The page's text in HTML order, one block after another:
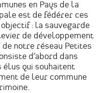
en Pays de la
est de fédérer ces
: la sauvegarde
de développement
de notre réseau Petites
d’abord dans
élus qui souhaitent
de leur commune